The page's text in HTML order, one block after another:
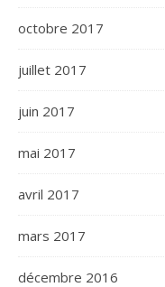
octobre 2017
juillet 2017
juin 2017
mai 2017
avril 2017
mars 2017
décembre 2016